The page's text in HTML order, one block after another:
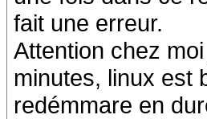
fait une erreur.
Attention chez
minutes, linux est
redémmare en